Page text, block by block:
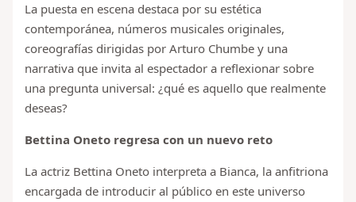
La puesta en escena destaca por su estética
contemporánea, números musicales originales,
coreografías dirigidas por Arturo Chumbe y una
narrativa que invita al espectador a reflexionar sobre
una pregunta universal: ¿qué es aquello que realmente
deseas?
Bettina Oneto regresa con un nuevo reto
La actriz Bettina Oneto interpreta a Bianca, la anfitriona
encargada de introducir al público en este universo